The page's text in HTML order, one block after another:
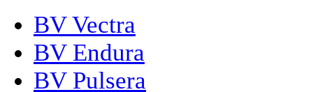
BV Vectra
BV Endura
BV Pulsera